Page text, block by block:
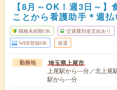
【8月～OK！週3日～
ことから看護助手＊週
職種未経験OK 交通費別途支給あり
WEB登録OK 派遣
勤務地 埼玉県上尾市
上尾駅から---分／北上
駅から---分